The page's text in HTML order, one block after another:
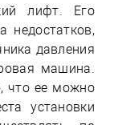
лифт. Его
недостатков,
давления
машина.
что ее можно
установки